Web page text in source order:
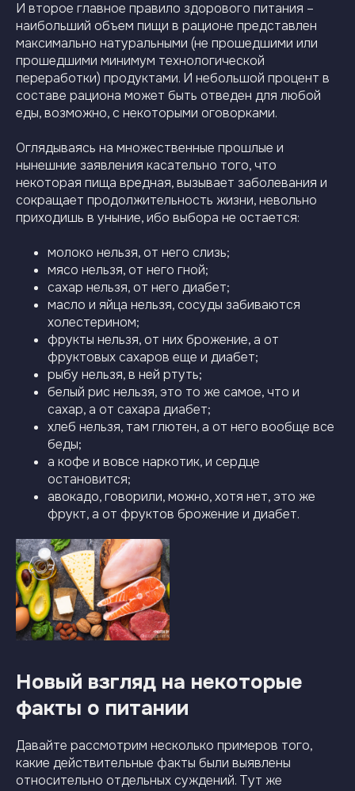
И второе главное правило здорового питания –
наибольший объем пищи в рационе представлен
максимально натуральными (не прошедшими или
прошедшими минимум технологической
переработки) продуктами. И небольшой процент в
составе рациона может быть отведен для любой
еды, возможно, с некоторыми оговорками.
Оглядываясь на множественные прошлые и
нынешние заявления касательно того, что
некоторая пища вредная, вызывает заболевания и
сокращает продолжительность жизни, невольно
приходишь в уныние, ибо выбора не остается:
молоко нельзя, от него слизь;
мясо нельзя, от него гной;
сахар нельзя, от него диабет;
масло и яйца нельзя, сосуды забиваются
холестерином;
фрукты нельзя, от них брожение, а от
фруктовых сахаров еще и диабет;
рыбу нельзя, в ней ртуть;
белый рис нельзя, это то же самое, что и
сахар, а от сахара диабет;
хлеб нельзя, там глютен, а от него вообще все
беды;
а кофе и вовсе наркотик, и сердце
остановится;
авокадо, говорили, можно, хотя нет, это же
фрукт, а от фруктов брожение и диабет.
Новый взгляд на некоторые
факты о питании
Давайте рассмотрим несколько примеров того,
какие действительные факты были выявлены
относительно отдельных суждений. Тут же